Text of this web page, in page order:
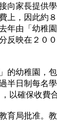
向家長提供
上，因此約
年由「幼稚
反映在２０
幼稚園，包
半日制每名
以確保收費
局批准。教